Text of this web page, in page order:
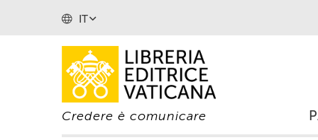
IT
Credere è comunicare